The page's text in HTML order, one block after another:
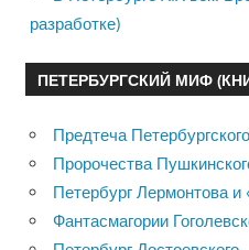
разработке)
ПЕТЕРБУРГСКИЙ МИФ
Предтеча
Пророчества
Петербург Лермонтова и
Фантасмагории